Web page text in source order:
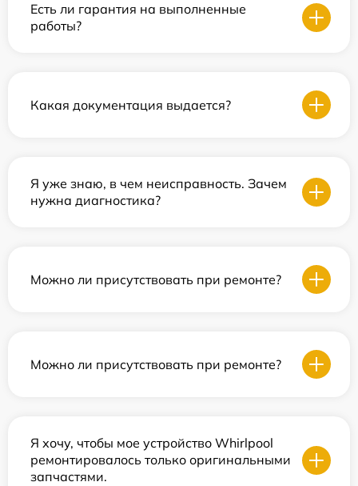
Есть ли гарантия на выполненные
работы?
Какая документация выдается?
Я уже знаю, в чем неисправность. Зачем
нужна диагностика?
Можно ли присутствовать при ремонте?
Можно ли присутствовать при ремонте?
Я хочу, чтобы мое устройство Whirlpool
ремонтировалось только оригинальными
запчастями.